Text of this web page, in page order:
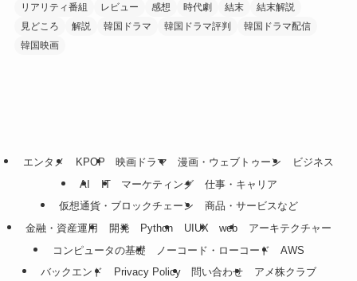
リアリティ番組
レビュー 感想 時代劇 結末
結末解説
見どころ
解説 韓国ドラマ 韓国ドラマ評判
韓国ドラマ配信
韓国映画
エンタメ KPOP 映画ドラマ 漫画・ウェブトゥーン
ビジネス
AI
IT マーケティング
仕事・キャリア
仮想通貨・ブロックチェーン
商品・サービスなど
金融・資産運用
開発 Python UIUX web
アーキテクチャー
コンピュータの基礎
ノーコード・ローコード
AWS
バックエンド
Privacy Policy 問い合わせ アメ株クラブ